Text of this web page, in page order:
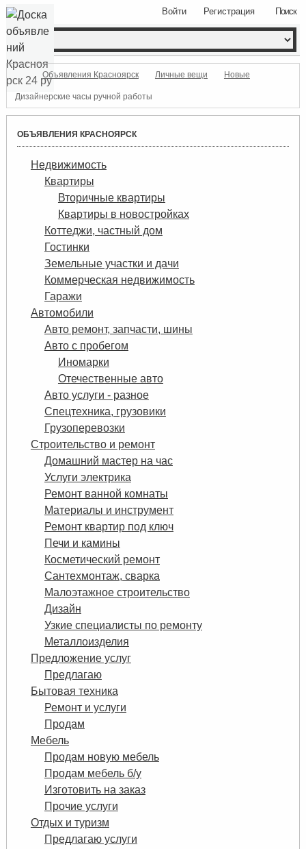
Поиск
Войти Регистрация
Объявления Красноярск Личные вещи Новые
Дизайнерские часы ручной работы
ОБЪЯВЛЕНИЯ КРАСНОЯРСК
Недвижимость
Квартиры
Вторичные квартиры
Квартиры в новостройках
Коттеджи, частный дом
Гостинки
Земельные участки и дачи
Коммерческая недвижимость
Гаражи
Автомобили
Авто ремонт, запчасти, шины
Авто с пробегом
Иномарки
Отечественные авто
Авто услуги - разное
Спецтехника, грузовики
Грузоперевозки
Строительство и ремонт
Домашний мастер на час
Услуги электрика
Ремонт ванной комнаты
Материалы и инструмент
Ремонт квартир под ключ
Печи и камины
Косметический ремонт
Сантехмонтаж, сварка
Малоэтажное строительство
Дизайн
Узкие специалисты по ремонту
Металлоизделия
Предложение услуг
Предлагаю
Бытовая техника
Ремонт и услуги
Продам
Мебель
Продам новую мебель
Продам мебель б/у
Изготовить на заказ
Прочие услуги
Отдых и туризм
Предлагаю услуги